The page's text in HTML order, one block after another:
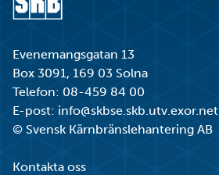
Evenemangsgatan 13
Box 3091, 169 03 Solna
Telefon: 08-459 84 00
E-post: info@skbse.skb.utv.exor.net
© Svensk Kärnbränslehantering AB
Kontakta oss